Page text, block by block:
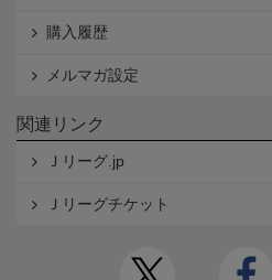
購入履歴
メルマガ設定
関連リンク
Ｊリーグ.jp
Ｊリーグチケット